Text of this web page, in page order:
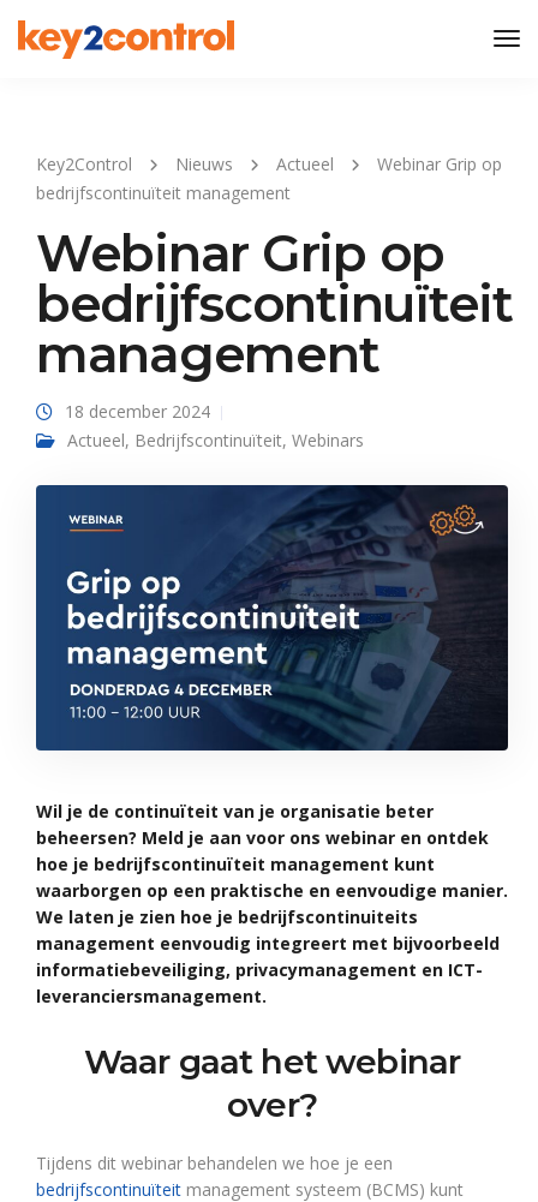
Key2Control Nieuws Actueel
Webinar Grip op
bedrijfscontinuïteit management
Webinar Grip op
bedrijfscontinuïteit
management
18 december 2024
Actueel, Bedrijfscontinuïteit, Webinars
Wil je de continuïteit van je organisatie beter
beheersen? Meld je aan voor ons webinar en ontdek
hoe je bedrijfscontinuïteit management kunt
waarborgen op een praktische en eenvoudige manier.
We laten je zien hoe je bedrijfscontinuiteits
management eenvoudig integreert met bijvoorbeeld
informatiebeveiliging, privacymanagement en ICT-
leveranciersmanagement.
Waar gaat het webinar
over?
Tijdens dit webinar behandelen we hoe je een
bedrijfscontinuïteit management systeem (BCMS) kunt